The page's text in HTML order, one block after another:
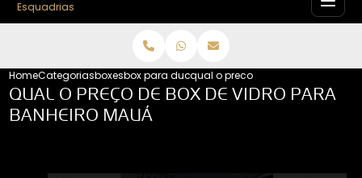
HomeCategoriasboxesbox para duchaqual o preco de box de vidro
QUAL O PREÇO DE BOX DE VIDRO PARA
BANHEIRO MAUÁ